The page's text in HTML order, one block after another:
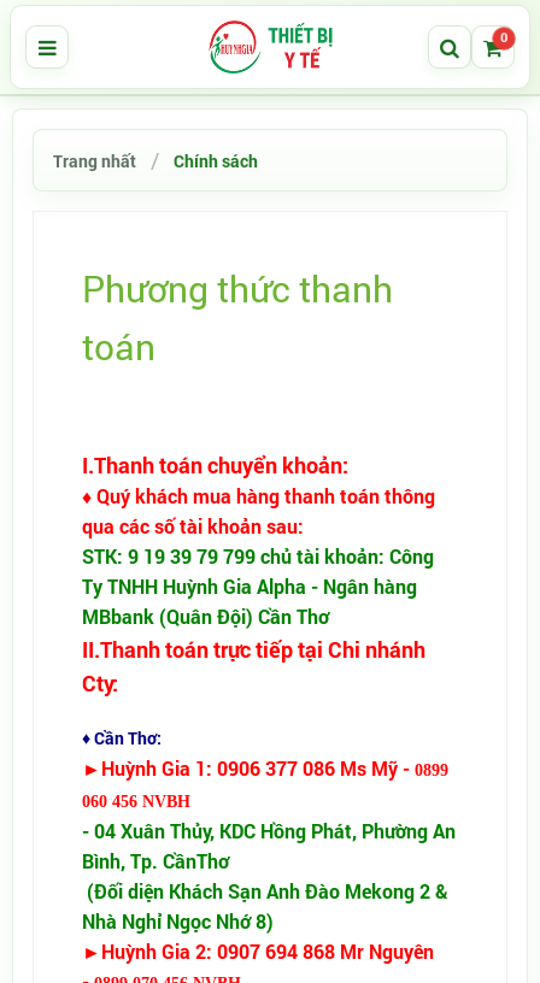
0
Trang nhất Chính sách
Phương thức thanh
toán
I.Thanh toán chuyển khoản:
♦ Quý khách mua hàng thanh toán thông
qua các số tài khoản sau:
STK: 9 19 39 79 799 chủ tài khoản: Công
Ty TNHH Huỳnh Gia Alpha - Ngân hàng
MBbank (Quân Đội) Cần Thơ
II.Thanh toán trực tiếp tại Chi nhánh
Cty:
♦ Cần Thơ:
►Huỳnh Gia 1: 0906 377 086 Ms Mỹ - 0899
060 456 NVBH
- 04 Xuân Thủy, KDC Hồng Phát, Phường An
Bình, Tp. CầnThơ
(Đối diện Khách Sạn Anh Đào Mekong 2 &
Nhà Nghỉ Ngọc Nhớ 8)
►Huỳnh Gia 2: 0907 694 868 Mr Nguyên